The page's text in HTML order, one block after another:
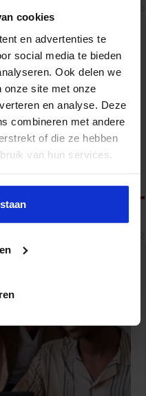
cookies
en advertenties te
social media te bieden
Ook delen we
onze site met onze
en analyse. Deze
combineren met andere
of die ze hebben
van hun services.
als leerkracht,
Karen geeft trainingen en
intern begeleiders en
in het (speciaal)
gedragsproblemen. Zij
mogelijk te laten zijn: wat
dag erna ook toe te passen
werkt Karen als
in het